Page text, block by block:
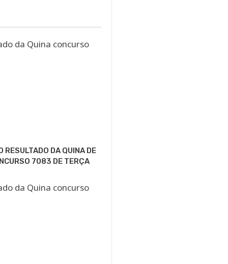
RESULTADO DA QUINA DE
7083 DE TERÇA